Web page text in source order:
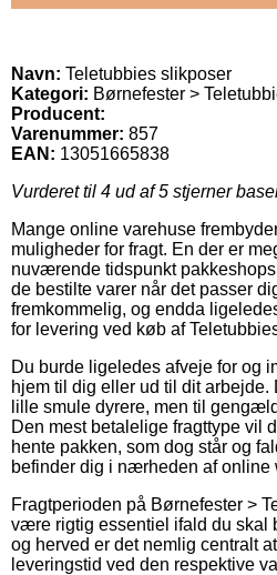
Navn: Teletubbies slikposer
Kategori: Børnefester >
Producent:
Varenummer: 857
EAN: 13051665838
Vurderet til 4 ud af 5 stjerner
Mange online varehuse
muligheder for fragt. En der er
nuværende tidspunkt
de bestilte varer når det passer
fremkommelig, og endda
for levering ved køb af
Du burde ligeledes afveje for og
hjem til dig eller ud til dit
lille smule dyrere, men til
Den mest betalelige fragttype vil
hente pakken, som dog står og
befinder dig i nærheden af online
Fragtperioden på Børnefester >
være rigtig essentiel ifald du skal
og herved er det nemlig centralt
leveringstid ved den respektive